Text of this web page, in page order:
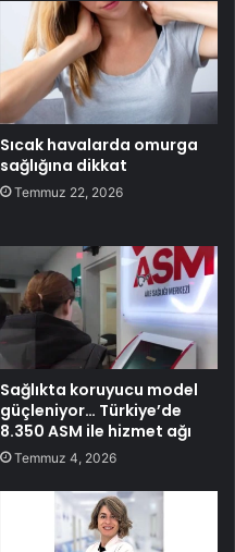
Sıcak havalarda omurga
sağlığına dikkat
Temmuz 22, 2026
Sağlıkta koruyucu model
güçleniyor… Türkiye’de
8.350 ASM ile hizmet ağı
Temmuz 4, 2026